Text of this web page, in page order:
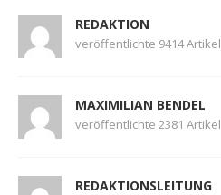
REDAKTION
veröffentlichte 9414 Artikel
MAXIMILIAN BENDEL
veröffentlichte 2381 Artikel
REDAKTIONSLEITUNG